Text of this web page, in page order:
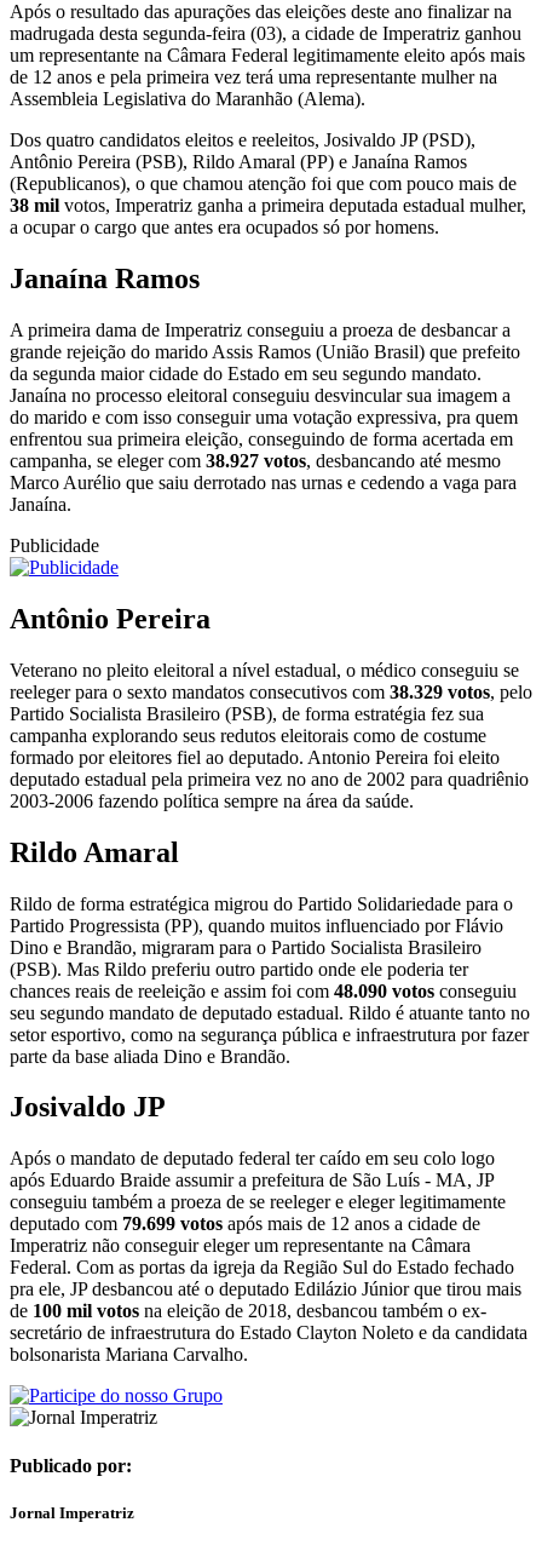
Após o resultado das apurações das eleições deste ano finalizar na
madrugada desta segunda-feira (03), a cidade de Imperatriz ganhou
um representante na Câmara Federal legitimamente eleito após mais
de 12 anos e pela primeira vez terá uma representante mulher na
Assembleia Legislativa do Maranhão (Alema).
Dos quatro candidatos eleitos e reeleitos, Josivaldo JP (PSD),
Antônio Pereira (PSB), Rildo Amaral (PP) e Janaína Ramos
(Republicanos), o que chamou atenção foi que com pouco mais de
38 mil votos, Imperatriz ganha a primeira deputada estadual mulher,
a ocupar o cargo que antes era ocupados só por homens.
Janaína Ramos
A primeira dama de Imperatriz conseguiu a proeza de desbancar a
grande rejeição do marido Assis Ramos (União Brasil) que prefeito
da segunda maior cidade do Estado em seu segundo mandato.
Janaína no processo eleitoral conseguiu desvincular sua imagem a
do marido e com isso conseguir uma votação expressiva, pra quem
enfrentou sua primeira eleição, conseguindo de forma acertada em
campanha, se eleger com 38.927 votos, desbancando até mesmo
Marco Aurélio que saiu derrotado nas urnas e cedendo a vaga para
Janaína.
Publicidade
Antônio Pereira
Veterano no pleito eleitoral a nível estadual, o médico conseguiu se
reeleger para o sexto mandatos consecutivos com 38.329 votos, pelo
Partido Socialista Brasileiro (PSB), de forma estratégia fez sua
campanha explorando seus redutos eleitorais como de costume
formado por eleitores fiel ao deputado. Antonio Pereira foi eleito
deputado estadual pela primeira vez no ano de 2002 para quadriênio
2003-2006 fazendo política sempre na área da saúde.
Rildo Amaral
Rildo de forma estratégica migrou do Partido Solidariedade para o
Partido Progressista (PP), quando muitos influenciado por Flávio
Dino e Brandão, migraram para o Partido Socialista Brasileiro
(PSB). Mas Rildo preferiu outro partido onde ele poderia ter
chances reais de reeleição e assim foi com 48.090 votos conseguiu
seu segundo mandato de deputado estadual. Rildo é atuante tanto no
setor esportivo, como na segurança pública e infraestrutura por fazer
parte da base aliada Dino e Brandão.
Josivaldo JP
Após o mandato de deputado federal ter caído em seu colo logo
após Eduardo Braide assumir a prefeitura de São Luís - MA, JP
conseguiu também a proeza de se reeleger e eleger legitimamente
deputado com 79.699 votos após mais de 12 anos a cidade de
Imperatriz não conseguir eleger um representante na Câmara
Federal. Com as portas da igreja da Região Sul do Estado fechado
pra ele, JP desbancou até o deputado Edilázio Júnior que tirou mais
de 100 mil votos na eleição de 2018, desbancou também o ex-
secretário de infraestrutura do Estado Clayton Noleto e da candidata
bolsonarista Mariana Carvalho.
Publicado por:
Jornal Imperatriz